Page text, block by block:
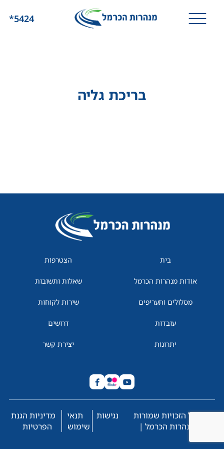
*5424
בריכת גליה
בית
אודות מנהרות הכרמל
מסלולים ותעריפים
עובדות
יתרונות
הצטרפות
שאלות ותשובות
שירות לקוחות
דרושים
יצירת קשר
© כל הזכויות שמורות
למנהרות הכרמל |
נגישות
תנאי
שימוש
מדיניות הגנת
הפרטיות